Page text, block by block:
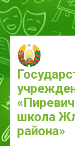
к
содержимому
(нажмите
Enter)
школа
района»